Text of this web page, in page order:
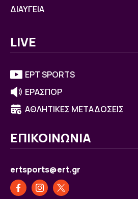
ΔΙΑΥΓΕΙΑ
LIVE
ΕΡΤ SPORTS
ΕΡΑΣΠΟΡ
ΑΘΛΗΤΙΚΕΣ ΜΕΤΑΔΟΣΕΙΣ
ΕΠΙΚΟΙΝΩΝΙΑ
ertsports@ert.gr